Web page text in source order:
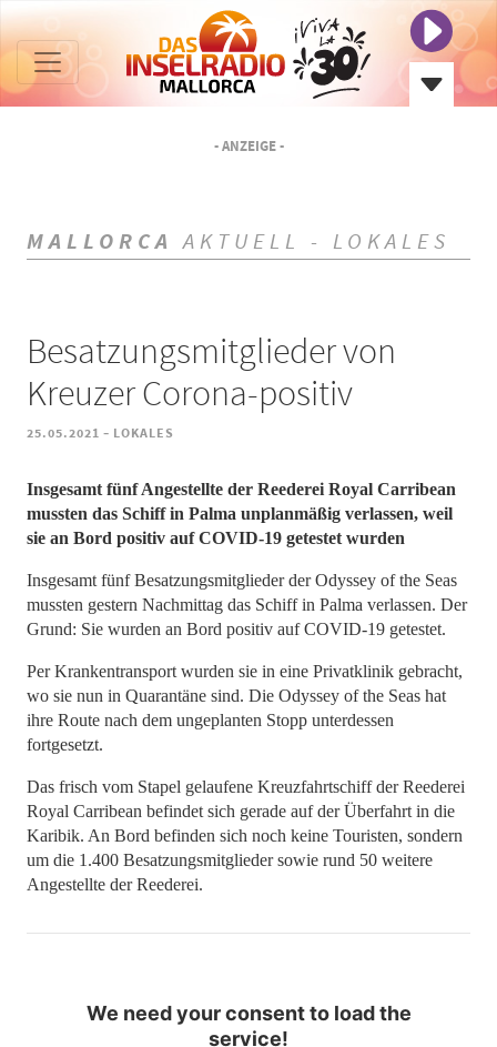
- ANZEIGE -
MALLORCA AKTUELL - LOKALES
Besatzungsmitglieder von
Kreuzer Corona-positiv
25.05.2021 - LOKALES
Insgesamt fünf Angestellte der Reederei Royal Carribean
mussten das Schiff in Palma unplanmäßig verlassen, weil
sie an Bord positiv auf COVID-19 getestet wurden
Insgesamt fünf Besatzungsmitglieder der Odyssey of the Seas
mussten gestern Nachmittag das Schiff in Palma verlassen. Der
Grund: Sie wurden an Bord positiv auf COVID-19 getestet.
Per Krankentransport wurden sie in eine Privatklinik gebracht,
wo sie nun in Quarantäne sind. Die Odyssey of the Seas hat
ihre Route nach dem ungeplanten Stopp unterdessen
fortgesetzt.
Das frisch vom Stapel gelaufene Kreuzfahrtschiff der Reederei
Royal Carribean befindet sich gerade auf der Überfahrt in die
Karibik. An Bord befinden sich noch keine Touristen, sondern
um die 1.400 Besatzungsmitglieder sowie rund 50 weitere
Angestellte der Reederei.
We need your consent to load the
service!